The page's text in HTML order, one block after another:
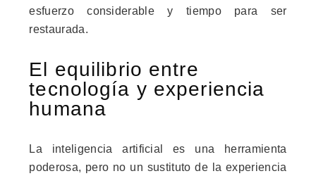
esfuerzo considerable y tiempo para ser
restaurada.
El equilibrio entre
tecnología y experiencia
humana
La inteligencia artificial es una herramienta
poderosa, pero no un sustituto de la experiencia